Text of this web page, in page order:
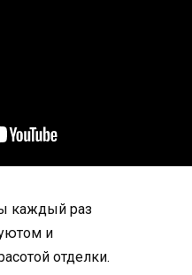
каждый раз
и
отделки.